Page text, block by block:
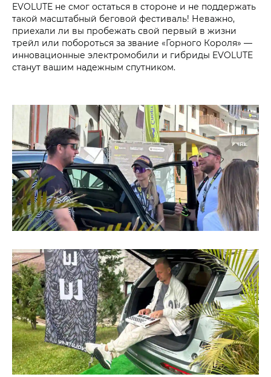
EVOLUTE не смог остаться в стороне и не поддержать
такой масштабный беговой фестиваль! Неважно,
приехали ли вы пробежать свой первый в жизни
трейл или побороться за звание «Горного Короля» —
инновационные электромобили и гибриды EVOLUTE
станут вашим надежным спутником.